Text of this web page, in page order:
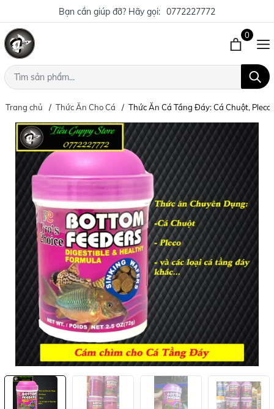
Bạn cần giúp đỡ? Hãy gọi: 0772227772
0
Trang chủ Thức Ăn Cho Cá Thức Ăn Cá Tầng Đáy: Cá Chuột, Pleco